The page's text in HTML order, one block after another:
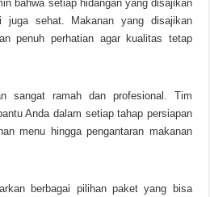
bahwa setiap hidangan yang disajikan
juga sehat. Makanan yang disajikan
penuh perhatian agar kualitas tetap
sangat ramah dan profesional. Tim
Anda dalam setiap tahap persiapan
menu hingga pengantaran makanan
berbagai pilihan paket yang bisa